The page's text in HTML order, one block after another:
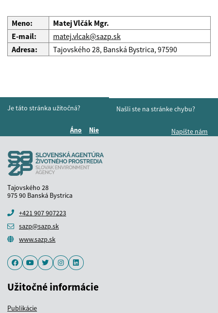
Meno:
Matej Vlčák Mgr.
E-mail:
matej.vlcak@sazp.sk
Adresa:
Tajovského 28, Banská Bystrica, 97590
Je táto stránka užitočná?
Áno
Boli tieto informácie pre vás užitočné?
Nie
Boli tieto informácie pre vás užitočné?
Našli ste na stránke chybu?
Napíšte nám
Tajovského 28
975 90 Banská Bystrica
+421 907 907223
sazp@sazp.sk
www.sazp.sk
FacebookYoutubeTwitterInstagramLinkedIn
Užitočné informácie
Publikácie